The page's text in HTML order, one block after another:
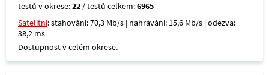
testů v okrese:22 / testů celkem:6965
Satelitní: stahování: 70,3 Mb/s | nahrávání: 15,6 Mb/s | odezva:
38,2 ms
Dostupnost v celém okrese.